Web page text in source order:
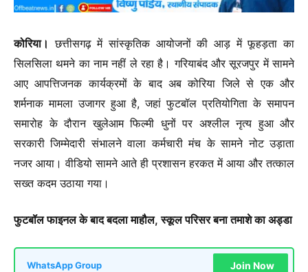
कोरिया। छत्तीसगढ़ में सांस्कृतिक आयोजनों की आड़ में फूहड़ता का
सिलसिला थमने का नाम नहीं ले रहा है। गरियाबंद और सूरजपुर में सामने
आए आपत्तिजनक कार्यक्रमों के बाद अब कोरिया जिले से एक और
शर्मनाक मामला उजागर हुआ है, जहां फुटबॉल प्रतियोगिता के समापन
समारोह के दौरान खुलेआम फिल्मी धुनों पर अश्लील नृत्य हुआ और
सरकारी जिम्मेदारी संभालने वाला कर्मचारी मंच के सामने नोट उड़ाता
नजर आया। वीडियो सामने आते ही प्रशासन हरकत में आया और तत्काल
सख्त कदम उठाया गया।
फुटबॉल फाइनल के बाद बदला माहौल, स्कूल परिसर बना तमाशे का अड्डा
WhatsApp Group Join Now